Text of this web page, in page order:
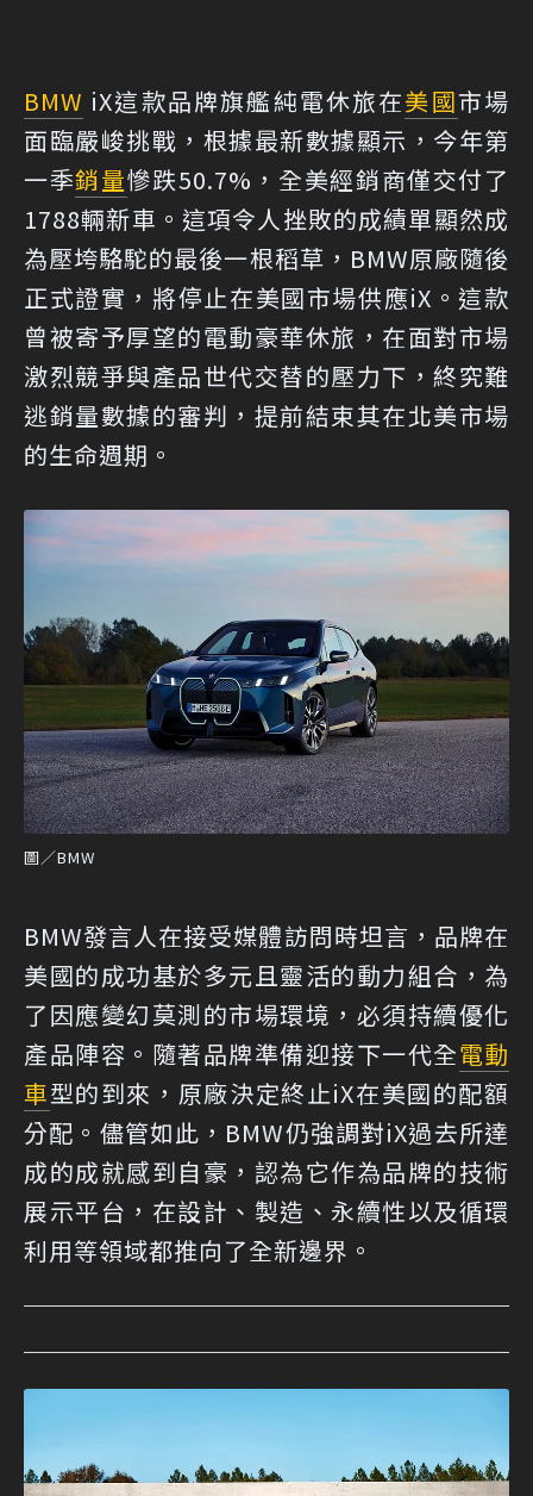
BMW iX這款品牌旗艦純電休旅在美國市場
面臨嚴峻挑戰，根據最新數據顯示，今年第
一季銷量慘跌50.7%，全美經銷商僅交付了
1788輛新車。這項令人挫敗的成績單顯然成
為壓垮駱駝的最後一根稻草，BMW原廠隨後
正式證實，將停止在美國市場供應iX。這款
曾被寄予厚望的電動豪華休旅，在面對市場
激烈競爭與產品世代交替的壓力下，終究難
逃銷量數據的審判，提前結束其在北美市場
的生命週期。
圖／BMW
BMW發言人在接受媒體訪問時坦言，品牌在
美國的成功基於多元且靈活的動力組合，為
了因應變幻莫測的市場環境，必須持續優化
產品陣容。隨著品牌準備迎接下一代全電動
車型的到來，原廠決定終止iX在美國的配額
分配。儘管如此，BMW仍強調對iX過去所達
成的成就感到自豪，認為它作為品牌的技術
展示平台，在設計、製造、永續性以及循環
利用等領域都推向了全新邊界。